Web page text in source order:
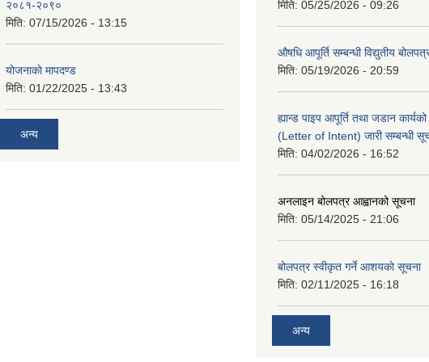
२०८१-२०९०
मिति: 07/15/2026 - 13:15
योजनाकाे मापदण्ड
मिति: 01/22/2025 - 13:43
अन्य
मिति: 05/25/2026 - 09:26
औषधि आपूर्ति सम्बन्धी विद्युतीय
मिति: 05/19/2026 - 20:59
ह्यान्ड पाइप आपूर्ति तथा जडान
(Letter of Intent) जारी सम्बन्धी
मिति: 04/02/2026 - 16:52
अनलाइन बोलपत्र आह्वानको सूचना
मिति: 05/14/2025 - 21:06
बोलपत्र स्वीकृत गर्ने आशयकाे सूचना
मिति: 02/11/2025 - 16:18
अन्य